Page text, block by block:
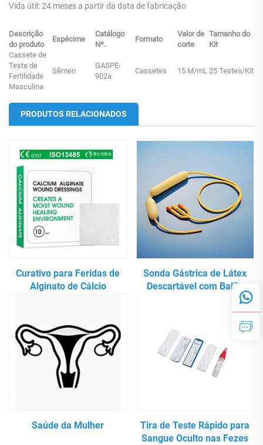
Vida útil: 24 meses a partir da data de fabricação
Descrição
do produto
Espécime
Catálogo
Nº.
Formato
Valor de
corte
Tamanho do
Kit
Cassete de
Teste de
Fertilidade
Masculina
Sêmen
GASPE-
902a
Cassetes 15 M/mL 25 Testes/Kit
PRODUTOS RELACIONADOS
Curativo para Feridas de
Alginato de Cálcio
Sonda Gástrica de Látex
Descartável com Balão
Saúde da Mulher
Tira de Teste Rápido para
Sangue Oculto nas Fezes